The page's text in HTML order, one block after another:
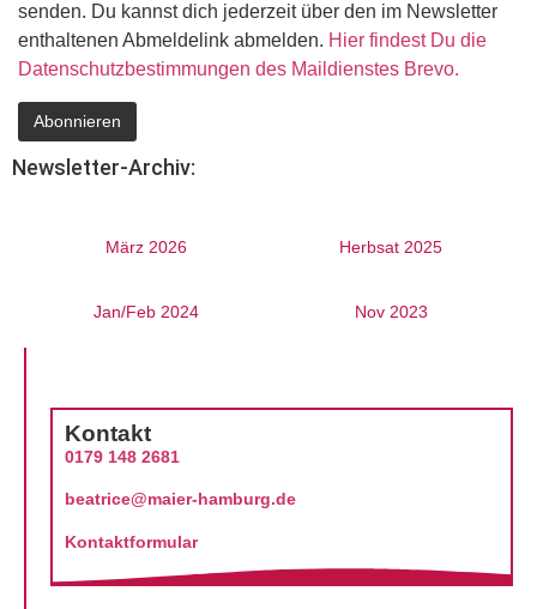
senden. Du kannst dich jederzeit über den im Newsletter
enthaltenen Abmeldelink abmelden. Hier findest Du die
Datenschutzbestimmungen des Maildienstes Brevo.
Newsletter-Archiv:
März 2026 Herbsat 2025
Jan/Feb 2024 Nov 2023
Kontakt
0179 148 2681
beatrice@maier-hamburg.de
Kontaktformular